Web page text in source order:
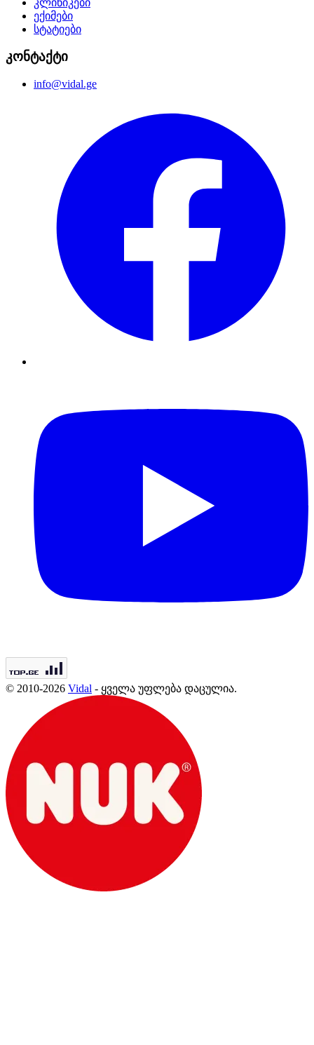
კლინიკები
ექიმები
სტატიები
კონტაქტი
info@vidal.ge
© 2010-2026 Vidal - ყველა უფლება დაცულია.